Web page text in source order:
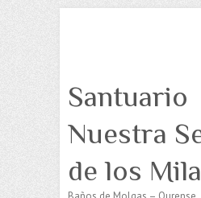
Santuario
Nuestra
de los